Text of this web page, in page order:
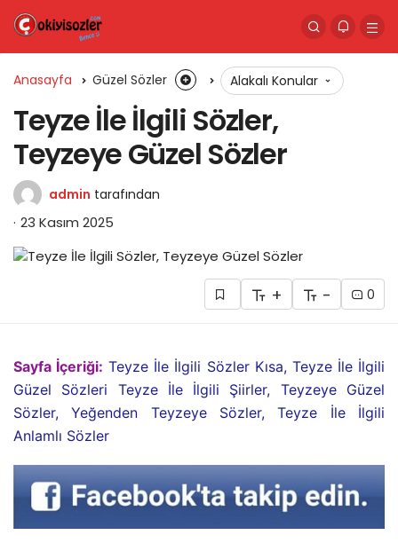
Anasayfa Güzel Sözler Alakalı Konular
Teyze İle İlgili Sözler,
Teyzeye Güzel Sözler
admin tarafından
23 Kasım 2025
+ - 0
Sayfa İçeriği: Teyze İle İlgili Sözler Kısa, Teyze İle İlgili
Güzel Sözleri Teyze İle İlgili Şiirler, Teyzeye Güzel
Sözler, Yeğenden Teyzeye Sözler, Teyze İle İlgili
Anlamlı Sözler